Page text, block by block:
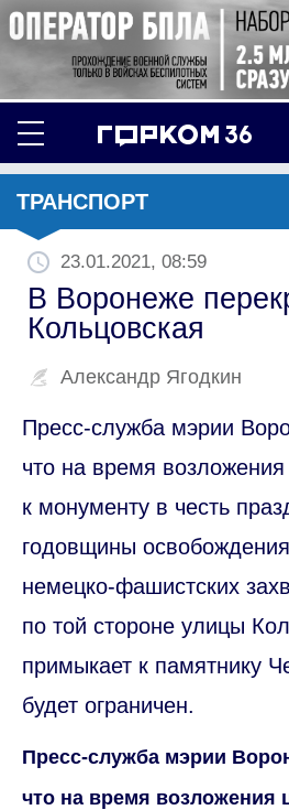
ТРАНСПОРТ
23.01.2021, 08:59
В Воронеже
Кольцовская
Александр Ягодкин
Пресс-служба мэрии
что на время
к монументу в честь
годовщины
немецко-фашистских
по той стороне улицы
примыкает к памятнику
будет ограничен.
Пресс-служба мэрии
что на время возложения